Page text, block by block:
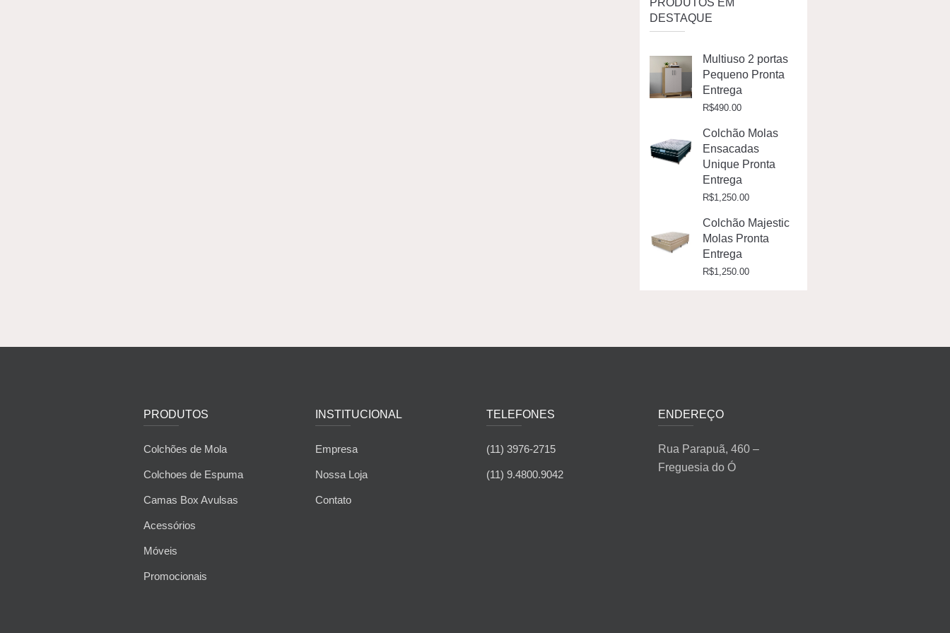
PRODUTOS EM
DESTAQUE
Multiuso 2 portas
Pequeno Pronta
Entrega
R$490.00
Colchão Molas
Ensacadas
Unique Pronta
Entrega
R$1,250.00
Colchão Majestic
Molas Pronta
Entrega
R$1,250.00
PRODUTOS
Colchões de Mola
Colchoes de Espuma
Camas Box Avulsas
Acessórios
Móveis
Promocionais
INSTITUCIONAL
Empresa
Nossa Loja
Contato
TELEFONES
(11) 3976-2715
(11) 9.4800.9042
ENDEREÇO
Rua Parapuã, 460 –
Freguesia do Ó